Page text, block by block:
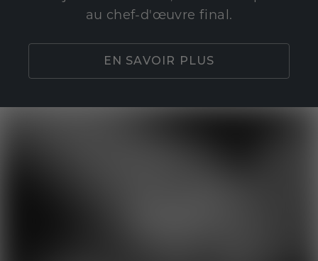
au chef-d'œuvre final.
EN SAVOIR PLUS